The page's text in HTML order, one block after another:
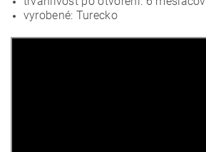
vyrobené: Turecko